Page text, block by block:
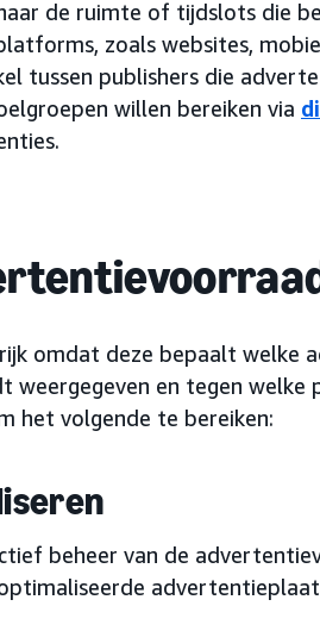
de ruimte of tijdslots die
zoals websites,
tussen publishers die
willen bereiken via
omdat deze bepaalt welke
weergegeven en tegen welke
het volgende te bereiken:
beheer van de